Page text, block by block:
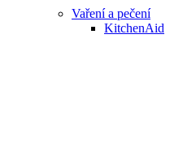
Vaření a pečení
KitchenAid